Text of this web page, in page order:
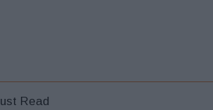
Read